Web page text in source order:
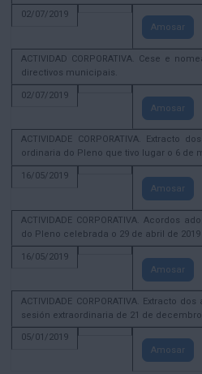
02/07/2019
Amosar
ACTIVIDAD CORPORATIVA. Cese e
directivos municipais.
02/07/2019
Amosar
ACTIVIDADE CORPORATIVA. Extracto
ordinaria do Pleno que tivo lugar o 6 de
16/05/2019
Amosar
ACTIVIDADE CORPORATIVA. Acordos
do Pleno celebrada o 29 de abril de 2019
16/05/2019
Amosar
ACTIVIDADE CORPORATIVA. Extracto
sesión extraordinaria de 21 de decembro
05/01/2019
Amosar